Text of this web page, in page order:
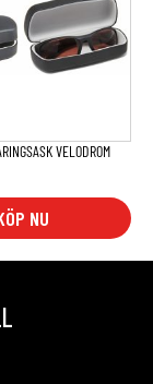
VELODROM
NU